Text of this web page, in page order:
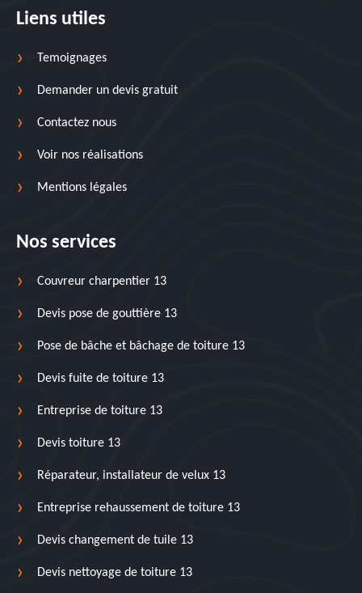
Liens utiles
Temoignages
Demander un devis gratuit
Contactez nous
Voir nos réalisations
Mentions légales
Nos services
Couvreur charpentier 13
Devis pose de gouttière 13
Pose de bâche et bâchage de toiture 13
Devis fuite de toiture 13
Entreprise de toiture 13
Devis toiture 13
Réparateur, installateur de velux 13
Entreprise rehaussement de toiture 13
Devis changement de tuile 13
Devis nettoyage de toiture 13